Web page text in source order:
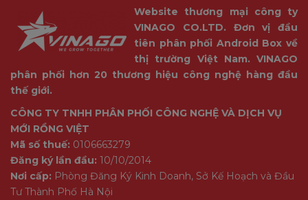
Website thương mại công ty
VINAGO CO.LTD. Đơn vị đầu
tiên phân phối Android Box về
thị trường Việt Nam. VINAGO
phân phối hơn 20 thương hiệu công nghệ hàng đầu
thế giới.
CÔNG TY TNHH PHÂN PHỐI CÔNG NGHỆ VÀ DỊCH VỤ
MỚI RỒNG VIỆT
Mã số thuế: 0106663279
Đăng ký lần đầu: 10/10/2014
Nơi cấp: Phòng Đăng Ký Kinh Doanh, Sở Kế Hoạch và Đầu
Tư Thành Phố Hà Nội